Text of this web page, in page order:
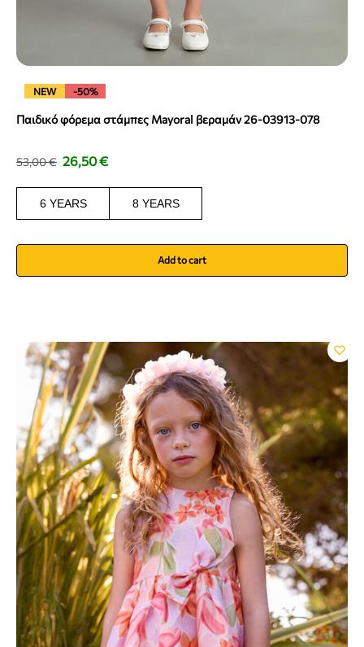
NEW -50%
Παιδικό φόρεμα στάμπες Mayoral βεραμάν 26-03913-078
53,00€ 26,50€
6 YEARS 8 YEARS
Add to cart